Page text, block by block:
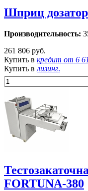
Шприц
Производительность:
261 806 руб.
Купить в кредит от 6
Купить в лизинг.
FORTUNA-380